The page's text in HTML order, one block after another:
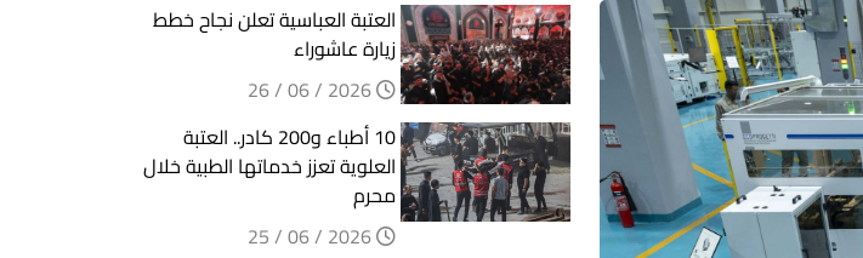
العتبة العباسية تعلن نجاح خطط
زيارة عاشوراء
10 أطباء و200 كادر.. العتبة
العلوية تعزز خدماتها الطبية خلال
محرم